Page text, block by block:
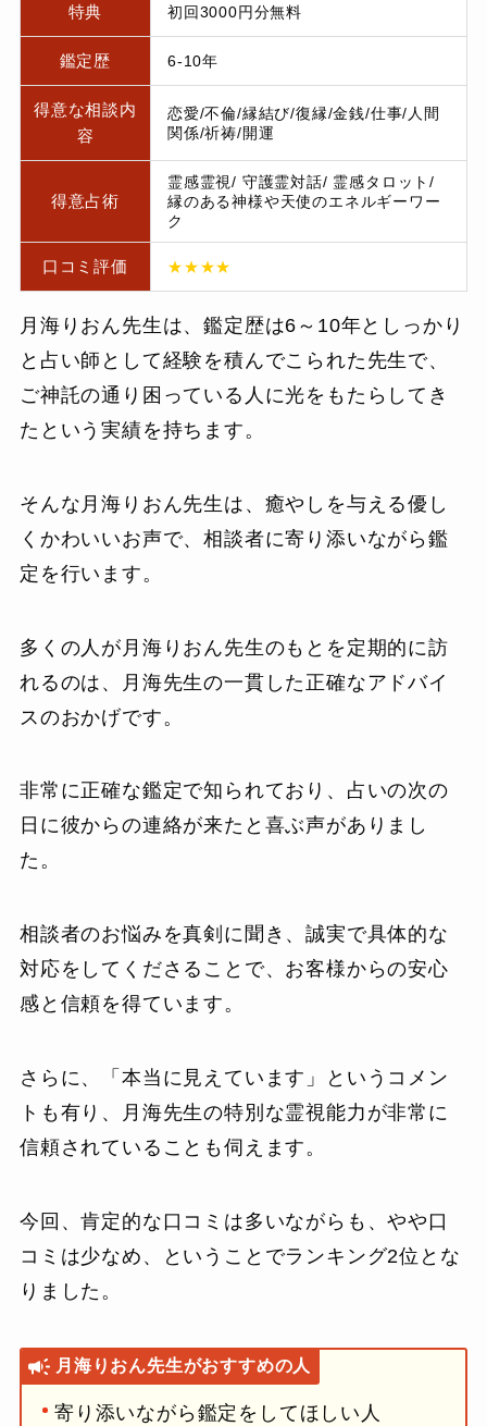
特典 初回3000円分無料
鑑定歴 6-10年
得意な相談内
容
恋愛/不倫/縁結び/復縁/金銭/仕事/人間
関係/祈祷/開運
得意占術
霊感霊視/ 守護霊対話/ 霊感タロット/
縁のある神様や天使のエネルギーワー
ク
口コミ評価 ★★★★
月海りおん先生は、鑑定歴は6～10年としっかり
と占い師として経験を積んでこられた先生で、
ご神託の通り困っている人に光をもたらしてき
たという実績を持ちます。
そんな月海りおん先生は、癒やしを与える優し
くかわいいお声で、相談者に寄り添いながら鑑
定を行います。
多くの人が月海りおん先生のもとを定期的に訪
れるのは、月海先生の一貫した正確なアドバイ
スのおかげです。
非常に正確な鑑定で知られており、占いの次の
日に彼からの連絡が来たと喜ぶ声がありまし
た。
相談者のお悩みを真剣に聞き、誠実で具体的な
対応をしてくださることで、お客様からの安心
感と信頼を得ています。
さらに、「本当に見えています」というコメン
トも有り、月海先生の特別な霊視能力が非常に
信頼されていることも伺えます。
今回、肯定的な口コミは多いながらも、やや口
コミは少なめ、ということでランキング2位とな
りました。
月海りおん先生がおすすめの人
寄り添いながら鑑定をしてほしい人